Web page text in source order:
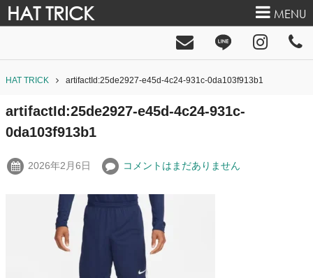
HAT TRICK MENU
HAT TRICK artifactId:25de2927-e45d-4c24-931c-0da103f913b1
artifactId:25de2927-e45d-4c24-931c-
0da103f913b1
2026年2月6日 コメントはまだありません